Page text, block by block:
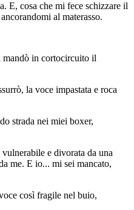
E, cosa che mi fece schizzare il
al materasso.
mandò in cortocircuito il
la voce impastata e roca
strada nei miei boxer,
e divorata da una
me. E io... mi sei mancato,
così fragile nel buio,